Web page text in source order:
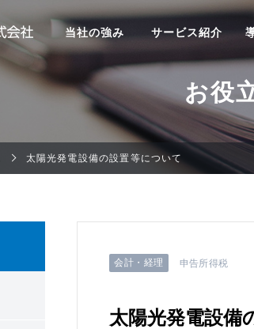
当社の強み サービス紹介
お役
太陽光発電設備の設置等について
会計・経理 申告所得税
太陽光発電設備